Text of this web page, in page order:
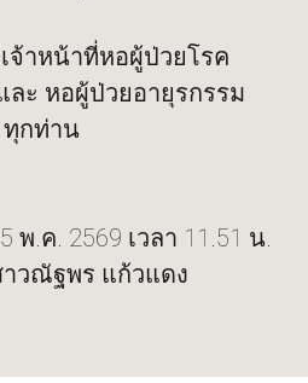
จ้าหน้าที่หอผู้ป่วยโรค
ละ หอผู้ป่วยอายุรกรรม
ทุกท่าน
พ.ค. 2569 เวลา 11.51 น.
าวณัฐพร แก้วแดง